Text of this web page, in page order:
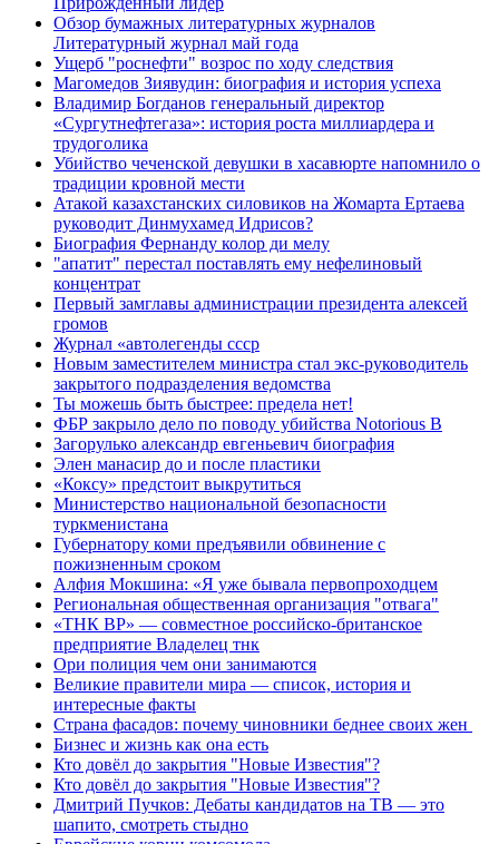
Обзор бумажных литературных журналов
Литературный журнал май года
Ущерб "роснефти" возрос по ходу следствия
Магомедов Зиявудин: биография и история успеха
Владимир Богданов генеральный директор
«Сургутнефтегаза»: история роста миллиардера и
трудоголика
Убийство чеченской девушки в хасавюрте напомнило о
традиции кровной мести
Атакой казахстанских силовиков на Жомарта Ертаева
руководит Динмухамед Идрисов?
Биография Фернанду колор ди мелу
"апатит" перестал поставлять ему нефелиновый
концентрат
Первый замглавы администрации президента алексей
громов
Журнал «автолегенды ссср
Новым заместителем министра стал экс-руководитель
закрытого подразделения ведомства
Ты можешь быть быстрее: предела нет!
ФБР закрыло дело по поводу убийства Notorious B
Загорулько александр евгеньевич биография
Элен манасир до и после пластики
«Коксу» предстоит выкрутиться
Министерство национальной безопасности
туркменистана
Губернатору коми предъявили обвинение с
пожизненным сроком
Алфия Мокшина: «Я уже бывала первопроходцем
Региональная общественная организация "отвага"
«ТНК ВР» — совместное российско-британское
предприятие Владелец тнк
Ори полиция чем они занимаются
Великие правители мира — список, история и
интересные факты
Страна фасадов: почему чиновники беднее своих жен
Бизнес и жизнь как она есть
Кто довёл до закрытия "Новые Известия"?
Кто довёл до закрытия "Новые Известия"?
Дмитрий Пучков: Дебаты кандидатов на ТВ — это
шапито, смотреть стыдно